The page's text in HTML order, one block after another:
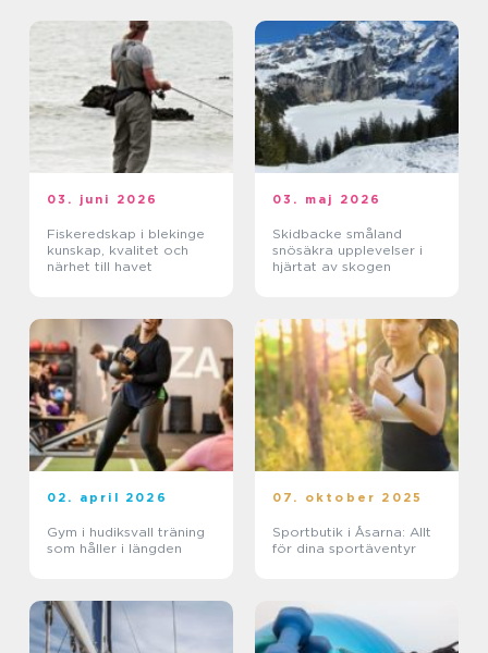
03. juni 2026
Fiskeredskap i blekinge
kunskap, kvalitet och
närhet till havet
03. maj 2026
Skidbacke småland
snösäkra upplevelser i
hjärtat av skogen
02. april 2026
Gym i hudiksvall träning
som håller i längden
07. oktober 2025
Sportbutik i Åsarna: Allt
för dina sportäventyr